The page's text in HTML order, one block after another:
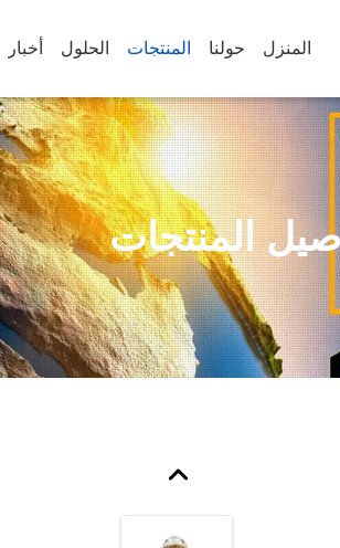
المنزل حولنا المنتجات الحلول أخبار
المنتجات